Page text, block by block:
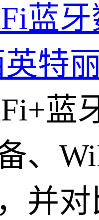
蓝
特
蓝
、
并